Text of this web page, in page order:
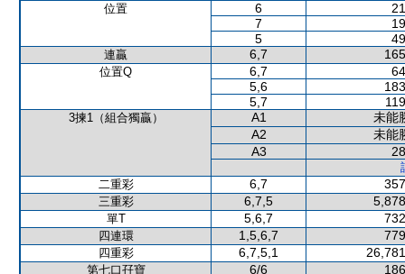
位置 6
7
5
連贏 6,7
位置Q 6,7
5,6
5,7
3揀1（組合獨贏） A1
未能
A2
未能
A3
二重彩
6,7
三重彩 6,7,5
單T 5,6,7
四連環 1,5,6,7
四重彩 6,7,5,1
第七口孖寶 6/6